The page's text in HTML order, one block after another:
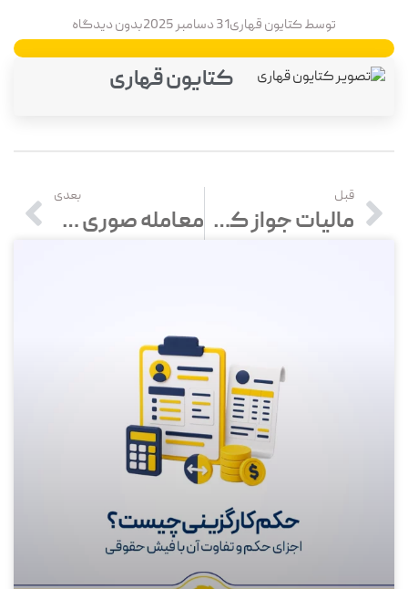
توسطکتایون قهاری31 دسامبر 2025 بدون دیدگاه
کتایون قهاری
قبل
مالیات جواز کسب | مالیات پروانه کسب چه قدر است؟
بعدی
معامله صوری چیست؟ مجازات معاملات صوری در قانون مدنی